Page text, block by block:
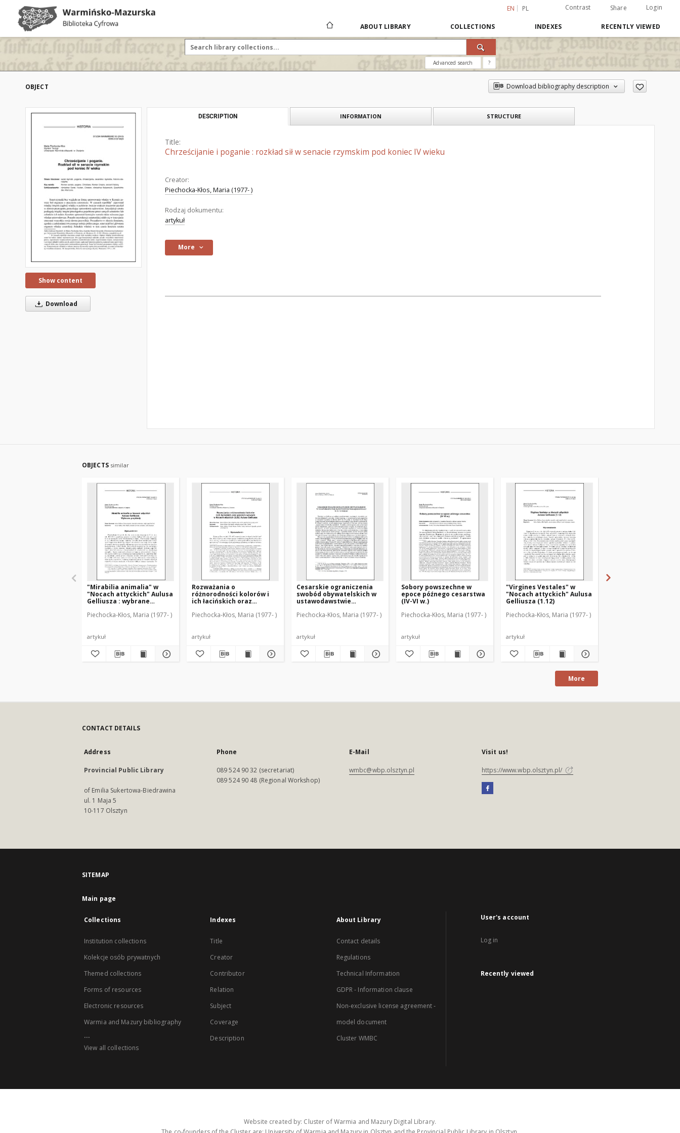
EN PL Contrast Share Login
ABOUT LIBRARY COLLECTIONS INDEXES RECENTLY VIEWED
Advanced search ?
OBJECT Download bibliography description
Show content
Download
DESCRIPTION INFORMATION STRUCTURE
Title:
Chrześcijanie i poganie : rozkład sił w senacie rzymskim pod koniec IV wieku
Creator:
Piechocka-Kłos, Maria (1977- )
Rodzaj dokumentu:
artykuł
More
OBJECTS similar
"Mirabilia animalia" w
"Nocach attyckich" Aulusa
Gelliusza : wybrane
Piechocka-Kłos, Maria (1977- )
artykuł
Rozważania o
różnorodności kolorów i
ich łacińskich oraz
"Nocach attyckich" (2.26)
Piechocka-Kłos, Maria (1977- )
artykuł
Cesarskie ograniczenia
swobód obywatelskich w
ustawodawstwie
pogan w IV-VI wieku
Piechocka-Kłos, Maria (1977- )
artykuł
Sobory powszechne w
epoce późnego cesarstwa
(IV-VI w.)
Piechocka-Kłos, Maria (1977- )
artykuł
"Virgines Vestales" w
"Nocach attyckich" Aulusa
Gelliusza (1.12)
Piechocka-Kłos, Maria (1977- )
artykuł
More
CONTACT DETAILS
Address
Provincial Public Library
of Emilia Sukertowa-Biedrawina
ul. 1 Maja 5
10-117 Olsztyn
Phone
089 524 90 32 (secretariat)
089 524 90 48 (Regional Workshop)
E-Mail
wmbc@wbp.olsztyn.pl
Visit us!
https://www.wbp.olsztyn.pl/
SITEMAP
Main page
Collections
Institution collections
Kolekcje osób prywatnych
Themed collections
Forms of resources
Electronic resources
Warmia and Mazury bibliography
...
View all collections
Indexes
Title
Creator
Contributor
Relation
Subject
Coverage
Description
About Library
Contact details
Regulations
Technical Information
GDPR - Information clause
Non-exclusive license agreement -
model document
Cluster WMBC
User's account
Log in
Recently viewed
Website created by: Cluster of Warmia and Mazury Digital Library.